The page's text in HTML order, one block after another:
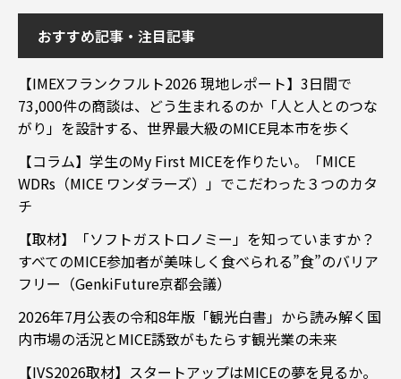
おすすめ記事・注目記事
【IMEXフランクフルト2026 現地レポート】3日間で
73,000件の商談は、どう生まれるのか「人と人とのつな
がり」を設計する、世界最大級のMICE見本市を歩く
【コラム】学生のMy First MICEを作りたい。「MICE
WDRs（MICE ワンダラーズ）」でこだわった３つのカタ
チ
【取材】「ソフトガストロノミー」を知っていますか？
すべてのMICE参加者が美味しく食べられる”食”のバリア
フリー（GenkiFuture京都会議）
2026年7月公表の令和8年版「観光白書」から読み解く国
内市場の活況とMICE誘致がもたらす観光業の未来
【IVS2026取材】スタートアップはMICEの夢を見るか。